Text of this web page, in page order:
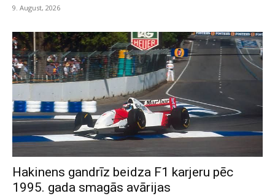
9. August, 2026
Hakinens gandrīz beidza F1 karjeru pēc
1995. gada smagās avārijas